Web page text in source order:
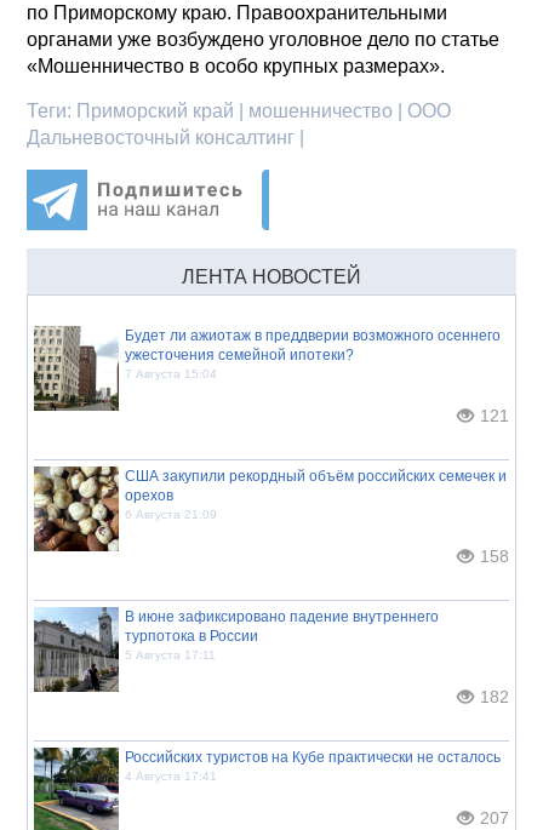
по Приморскому краю. Правоохранительными
органами уже возбуждено уголовное дело по статье
«Мошенничество в особо крупных размерах».
Теги: Приморский край | мошенничество | ООО
Дальневосточный консалтинг |
ЛЕНТА НОВОСТЕЙ
Будет ли ажиотаж в преддверии возможного осеннего
ужесточения семейной ипотеки?
7 Августа 15:04
121
США закупили рекордный объём российских семечек и
орехов
6 Августа 21:09
158
В июне зафиксировано падение внутреннего
турпотока в России
5 Августа 17:11
182
Российских туристов на Кубе практически не осталось
4 Августа 17:41
207